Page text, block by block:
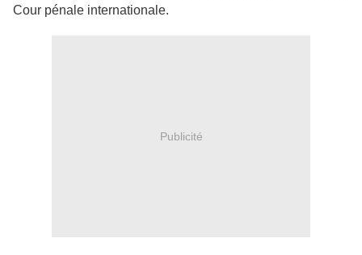
Cour pénale internationale.
Publicité